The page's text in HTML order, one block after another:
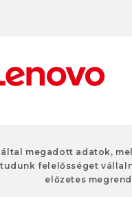
megadott adatok,
felelősséget
előzetes